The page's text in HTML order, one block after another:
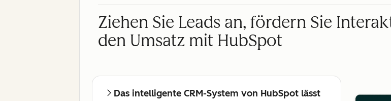
Ziehen Sie Leads an, fördern Sie
den Umsatz mit HubSpot
Das intelligente CRM-System von HubSpot lässt